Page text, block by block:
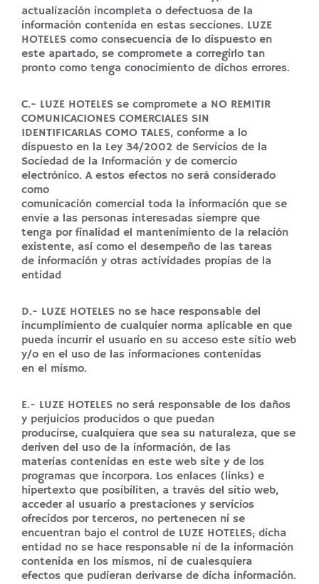
actualización incompleta o defectuosa de la
información contenida en estas secciones. LUZE
HOTELES como consecuencia de lo dispuesto en
este apartado, se compromete a corregirlo tan
pronto como tenga conocimiento de dichos errores.
C.- LUZE HOTELES se compromete a NO REMITIR
COMUNICACIONES COMERCIALES SIN
IDENTIFICARLAS COMO TALES, conforme a lo
dispuesto en la Ley 34/2002 de Servicios de la
Sociedad de la Información y de comercio
electrónico. A estos efectos no será considerado
como
comunicación comercial toda la información que se
envíe a las personas interesadas siempre que
tenga por finalidad el mantenimiento de la relación
existente, así como el desempeño de las tareas
de información y otras actividades propias de la
entidad
D.- LUZE HOTELES no se hace responsable del
incumplimiento de cualquier norma aplicable en que
pueda incurrir el usuario en su acceso este sitio web
y/o en el uso de las informaciones contenidas
en el mismo.
E.- LUZE HOTELES no será responsable de los daños
y perjuicios producidos o que puedan
producirse, cualquiera que sea su naturaleza, que se
deriven del uso de la información, de las
materias contenidas en este web site y de los
programas que incorpora. Los enlaces (links) e
hipertexto que posibiliten, a través del sitio web,
acceder al usuario a prestaciones y servicios
ofrecidos por terceros, no pertenecen ni se
encuentran bajo el control de LUZE HOTELES; dicha
entidad no se hace responsable ni de la información
contenida en los mismos, ni de cualesquiera
efectos que pudieran derivarse de dicha información.